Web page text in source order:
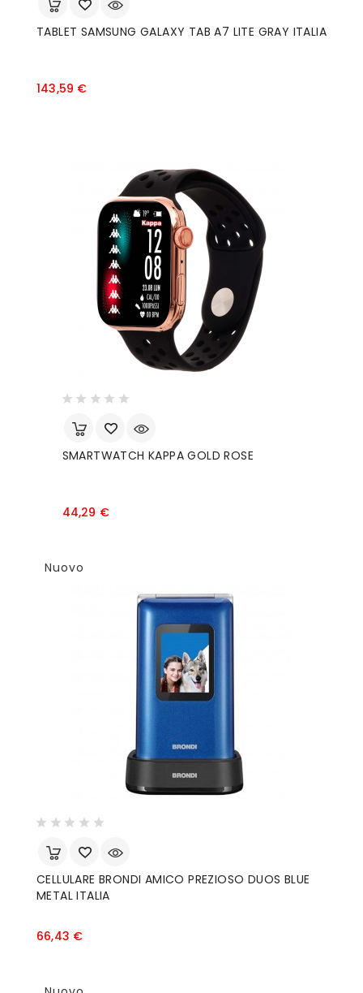
TABLET SAMSUNG GALAXY TAB A7 LITE GRAY ITALIA
143,59 €Prezzo
SMARTWATCH KAPPA GOLD ROSE
44,29 €Prezzo
Nuovo
CELLULARE BRONDI AMICO PREZIOSO DUOS BLUE
METAL ITALIA
66,43 €Prezzo